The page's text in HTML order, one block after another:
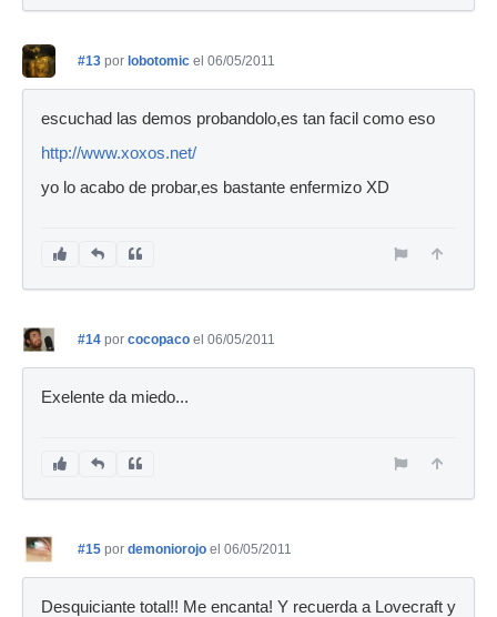
#13 por lobotomic el 06/05/2011
escuchad las demos probandolo,es tan facil como eso
http://www.xoxos.net/
yo lo acabo de probar,es bastante enfermizo XD
#14 por cocopaco el 06/05/2011
Exelente da miedo...
#15 por demoniorojo el 06/05/2011
Desquiciante total!! Me encanta! Y recuerda a Lovecraft y